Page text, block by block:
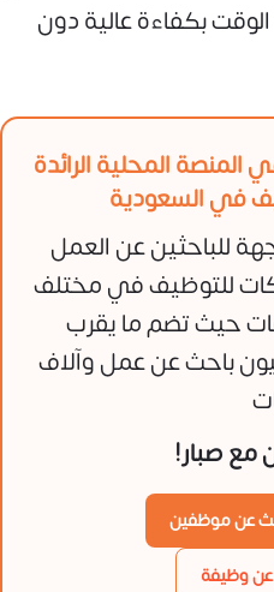
بكفاءة عالية دون
المنصة المحلية الرائدة
في السعودية
للباحثين عن العمل
للتوظيف في مختلف
حيث تضم ما يقرب
باحث عن عمل وآلاف
مع صبار!
عن موظفين
وظيفة